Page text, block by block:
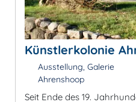
Künstlerkolonie
Ausstellung, Galerie
Ahrenshoop
Seit Ende des 19.